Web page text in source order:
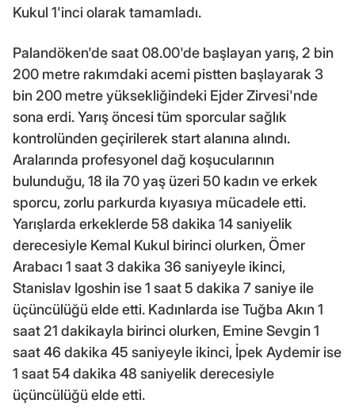
Kukul 1'inci olarak tamamladı.
Palandöken'de saat 08.00'de başlayan yarış, 2 bin
200 metre rakımdaki acemi pistten başlayarak 3
bin 200 metre yüksekliğindeki Ejder Zirvesi'nde
sona erdi. Yarış öncesi tüm sporcular sağlık
kontrolünden geçirilerek start alanına alındı.
Aralarında profesyonel dağ koşucularının
bulunduğu, 18 ila 70 yaş üzeri 50 kadın ve erkek
sporcu, zorlu parkurda kıyasıya mücadele etti.
Yarışlarda erkeklerde 58 dakika 14 saniyelik
derecesiyle Kemal Kukul birinci olurken, Ömer
Arabacı 1 saat 3 dakika 36 saniyeyle ikinci,
Stanislav Igoshin ise 1 saat 5 dakika 7 saniye ile
üçüncülüğü elde etti. Kadınlarda ise Tuğba Akın 1
saat 21 dakikayla birinci olurken, Emine Sevgin 1
saat 46 dakika 45 saniyeyle ikinci, İpek Aydemir ise
1 saat 54 dakika 48 saniyelik derecesiyle
üçüncülüğü elde etti.